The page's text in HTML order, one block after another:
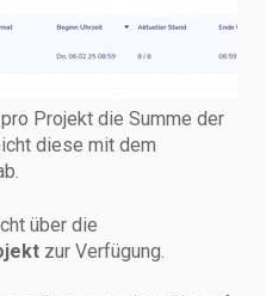
Projekt die Summe der
diese mit dem
über die
zur Verfügung.